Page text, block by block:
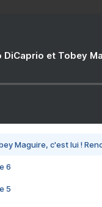
DiCaprio et Tobey
Maguire, c'est lui !
6
5